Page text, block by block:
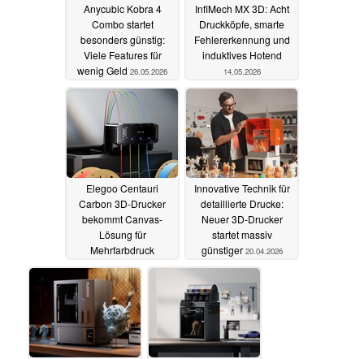
Anycubic Kobra 4
Combo startet
besonders günstig:
Viele Features für
wenig Geld 26.05.2026
InfiMech MX 3D: Acht
Druckköpfe, smarte
Fehlererkennung und
induktives Hotend
14.05.2026
Elegoo Centauri
Carbon 3D-Drucker
bekommt Canvas-
Lösung für
Mehrfarbdruck
28.04.2026
Innovative Technik für
detaillierte Drucke:
Neuer 3D-Drucker
startet massiv
günstiger 20.04.2026